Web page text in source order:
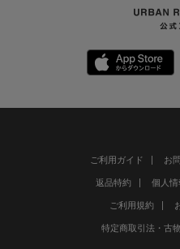
ご利用ガイド お
返品特約 個人情
ご利用規約
特定商取引法・古